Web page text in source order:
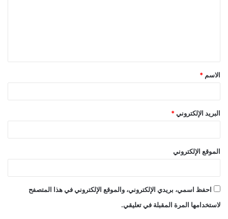
ق
*
الاسم *
البريد الإلكتروني *
الموقع الإلكتروني
احفظ اسمي، بريدي الإلكتروني، والموقع الإلكتروني في هذا المتصفح
لاستخدامها المرة المقبلة في تعليقي.